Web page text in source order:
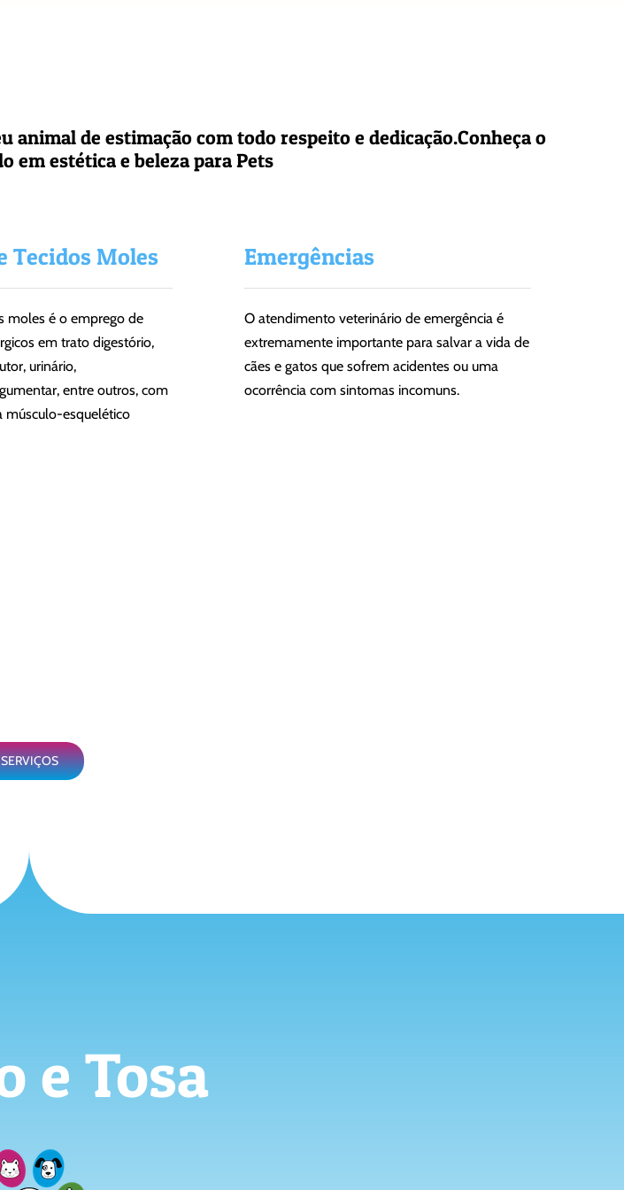
de estimação com todo respeito e dedicação.Conheça o
em estética e beleza para Pets
Tecidos Moles
moles é o emprego de
em trato digestório,
urinário,
entre outros, com
músculo-esquelético
Emergências
O atendimento veterinário de emergência é
extremamente importante para salvar a vida de
cães e gatos que sofrem acidentes ou uma
ocorrência com sintomas incomuns.
SERVIÇOS
e Tosa